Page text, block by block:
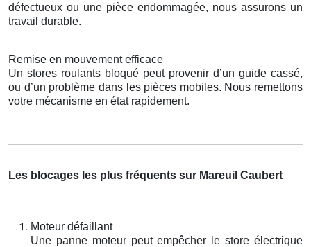
défectueux ou une pièce endommagée, nous assurons un
travail durable.
Remise en mouvement efficace
Un stores roulants bloqué peut provenir d’un guide cassé,
ou d’un problème dans les pièces mobiles. Nous remettons
votre mécanisme en état rapidement.
Les blocages les plus fréquents sur Mareuil Caubert
Moteur défaillant
Une panne moteur peut empêcher le store électrique